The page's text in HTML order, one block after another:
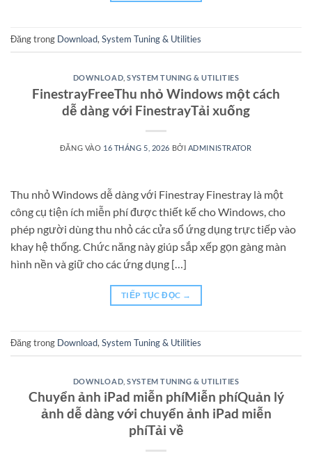
Đăng trong Download,System Tuning & Utilities
DOWNLOAD ,SYSTEM TUNING & UTILITIES
FinestrayFreeThu nhỏ Windows một cách
dễ dàng với FinestrayTải xuống
ĐĂNG VÀO 16 THÁNG 5, 2026 BỞI ADMINISTRATOR
Thu nhỏ Windows dễ dàng với Finestray Finestray là một
công cụ tiện ích miễn phí được thiết kế cho Windows, cho
phép người dùng thu nhỏ các cửa sổ ứng dụng trực tiếp vào
khay hệ thống. Chức năng này giúp sắp xếp gọn gàng màn
hình nền và giữ cho các ứng dụng […]
TIẾP TỤC ĐỌC →
Đăng trong Download, System Tuning & Utilities
DOWNLOAD ,SYSTEM TUNING & UTILITIES
Chuyển ảnh iPad miễn phíMiễn phíQuản lý
ảnh dễ dàng với chuyển ảnh iPad miễn
phíTải về